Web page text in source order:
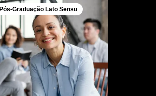
Pós-Graduação Lato Sensu